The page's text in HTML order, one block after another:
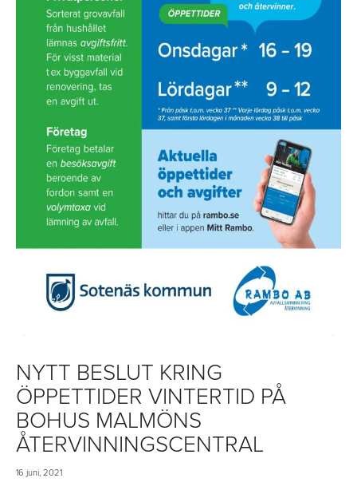
NYTT BESLUT KRING
ÖPPETTIDER VINTERTID PÅ
BOHUS MALMÖNS
ÅTERVINNINGSCENTRAL
16 juni, 2021